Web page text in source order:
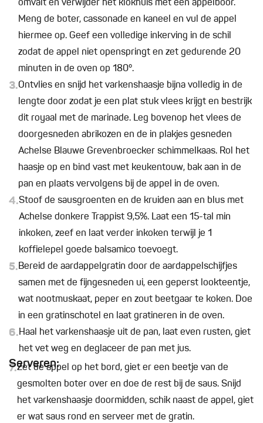
omvalt en verwijder het klokhuis met een appelboor.
Meng de boter, cassonade en kaneel en vul de appel
hiermee op. Geef een volledige inkerving in de schil
zodat de appel niet openspringt en zet gedurende 20
minuten in de oven op 180°.
3.Ontvlies en snijd het varkenshaasje bijna volledig in de
lengte door zodat je een plat stuk vlees krijgt en bestrijk
dit royaal met de marinade. Leg bovenop het vlees de
doorgesneden abrikozen en de in plakjes gesneden
Achelse Blauwe Grevenbroecker schimmelkaas. Rol het
haasje op en bind vast met keukentouw, bak aan in de
pan en plaats vervolgens bij de appel in de oven.
4.Stoof de sausgroenten en de kruiden aan en blus met
Achelse donkere Trappist 9,5%. Laat een 15-tal min
inkoken, zeef en laat verder inkoken terwijl je 1
koffielepel goede balsamico toevoegt.
5.Bereid de aardappelgratin door de aardappelschijfjes
samen met de fijngesneden ui, een geperst lookteentje,
wat nootmuskaat, peper en zout beetgaar te koken. Doe
in een gratinschotel en laat gratineren in de oven.
6.Haal het varkenshaasje uit de pan, laat even rusten, giet
het vet weg en deglaceer de pan met jus.
Serveren:
7.Zet de appel op het bord, giet er een beetje van de
gesmolten boter over en doe de rest bij de saus. Snijd
het varkenshaasje doormidden, schik naast de appel, giet
er wat saus rond en serveer met de gratin.